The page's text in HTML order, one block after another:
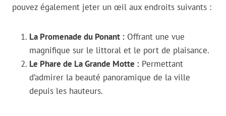
pouvez également jeter un œil aux endroits suivants :
La Promenade du Ponant : Offrant une vue
magnifique sur le littoral et le port de plaisance.
Le Phare de La Grande Motte : Permettant
d’admirer la beauté panoramique de la ville
depuis les hauteurs.